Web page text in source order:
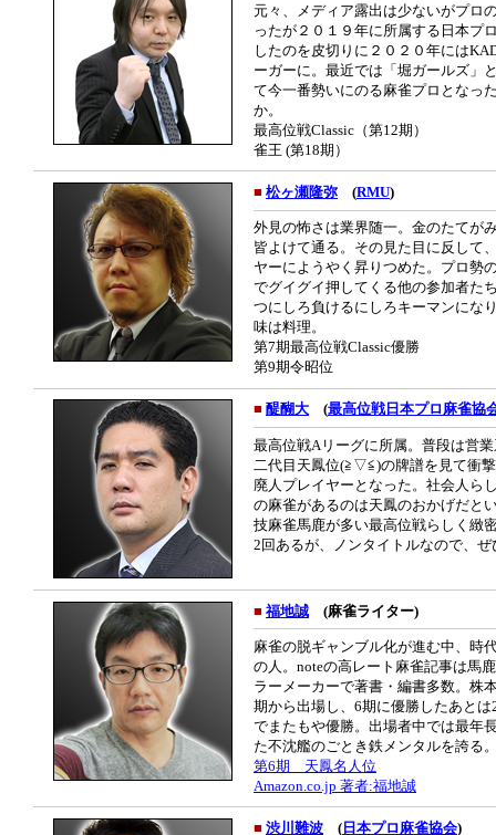
元々、メディア露出は少ないがプロ
ったが２０１９年に所属する日本プ
したのを皮切りに２０２０年には
ーガーに。最近では「堀ガールズ」
て今一番勢いにのる麻雀プロとなっ
か。
最高位戦Classic（第12期）
雀王 (第18期）
■ 松ヶ瀬隆弥 (RMU)
外見の怖さは業界随一。金のたてが
皆よけて通る。その見た目に反して
ヤーにようやく昇りつめた。プロ勢
でグイグイ押してくる他の参加者た
つにしろ負けるにしろキーマンにな
味は料理。
第7期最高位戦Classic優勝
第9期令昭位
■ 醍醐大 (最高位戦日本プロ麻雀協
最高位戦Aリーグに所属。普段は営
二代目天鳳位(≧▽≦)の牌譜を見て衝
廃人プレイヤーとなった。社会人ら
の麻雀があるのは天鳳のおかげだと
技麻雀馬鹿が多い最高位戦らしく緻
2回あるが、ノンタイトルなので、
■ 福地誠 (麻雀ライター)
麻雀の脱ギャンブル化が進む中、時
の人。noteの高レート麻雀記事は馬
ラーメーカーで著書・編書多数。株
期から出場し、6期に優勝したあと
でまたもや優勝。出場者中では最年
た不沈艦のごとき鉄メンタルを誇る
第6期 天鳳名人位
Amazon.co.jp 著者:福地誠
■ 渋川難波 ( 日本プロ麻雀協会)